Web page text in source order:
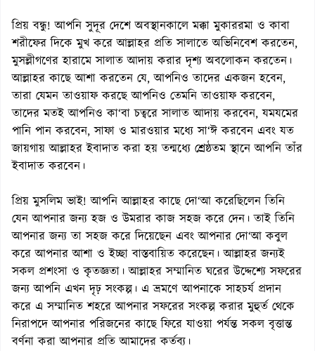
প্রিয় বন্ধু! আপনি সুদূর দেশে অবস্থানকালে মক্কা মুকাররমা ও কাবা
শরীফের দিকে মুখ করে আল্লাহর প্রতি সালাতে অভিনিবেশ করতেন,
মুসল্লীগণের হারামে সালাত আদায় করার দৃশ্য অবলোকন করতেন।
আল্লাহর কাছে আশা করতেন যে, আপনিও তাদের একজন হবেন,
তারা যেমন তাওয়াফ করছে আপনিও তেমনি তাওয়াফ করবেন,
তাদের মতই আপনিও কা‘বা চত্বরে সালাত আদায় করবেন, যমযমের
পানি পান করবেন, সাফা ও মারওয়ার মধ্যে সা‘ঈ করবেন এবং যত
জায়গায় আল্লাহর ইবাদাত করা হয় তন্মধ্যে শ্রেষ্ঠতম স্থানে আপনি তাঁর
ইবাদাত করবেন।
প্রিয় মুসলিম ভাই! আপনি আল্লাহর কাছে দো‘আ করেছিলেন তিনি
যেন আপনার জন্য হজ ও উমরার কাজ সহজ করে দেন। তাই তিনি
আপনার জন্য তা সহজ করে দিয়েছেন এবং আপনার দো‘আ কবুল
করে আপনার আশা ও ইচ্ছা বাস্তবায়িত করেছেন। আল্লাহর জন্যই
সকল প্রশংসা ও কৃতজ্ঞতা। আল্লাহর সম্মানিত ঘরের উদ্দেশ্যে সফরের
জন্য আপনি এখন দৃঢ় সংকল্প। এ ভ্রমণে আপনাকে সাহচর্য প্রদান
করে এ সম্মানিত শহরে আপনার সফরের সংকল্প করার মুহুর্ত থেকে
নিরাপদে আপনার পরিজনের কাছে ফিরে যাওয়া পর্যন্ত সকল বৃত্তান্ত
বর্ণনা করা আপনার প্রতি আমাদের কর্তব্য।